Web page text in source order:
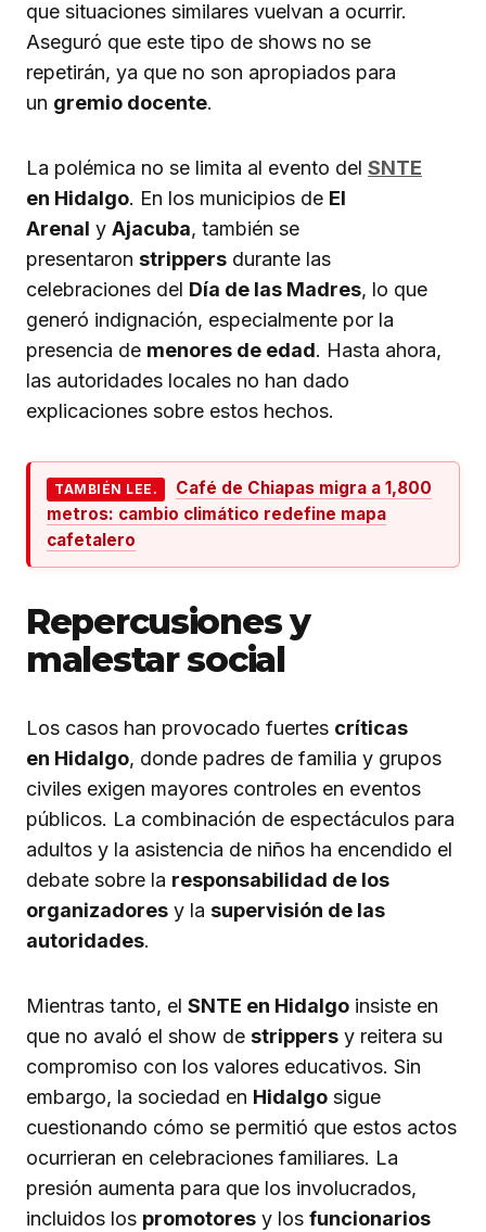
que situaciones similares vuelvan a ocurrir.
Aseguró que este tipo de shows no se
repetirán, ya que no son apropiados para
un gremio docente.
La polémica no se limita al evento del SNTE
en Hidalgo. En los municipios de El
Arenal y Ajacuba, también se
presentaron strippers durante las
celebraciones del Día de las Madres, lo que
generó indignación, especialmente por la
presencia de menores de edad. Hasta ahora,
las autoridades locales no han dado
explicaciones sobre estos hechos.
TAMBIÉN LEE.
Café de Chiapas migra a 1,800
metros: cambio climático redefine mapa
cafetalero
Repercusiones y
malestar social
Los casos han provocado fuertes críticas
en Hidalgo, donde padres de familia y grupos
civiles exigen mayores controles en eventos
públicos. La combinación de espectáculos para
adultos y la asistencia de niños ha encendido el
debate sobre la responsabilidad de los
organizadores y la supervisión de las
autoridades.
Mientras tanto, el SNTE en Hidalgo insiste en
que no avaló el show de strippers y reitera su
compromiso con los valores educativos. Sin
embargo, la sociedad en Hidalgo sigue
cuestionando cómo se permitió que estos actos
ocurrieran en celebraciones familiares. La
presión aumenta para que los involucrados,
incluidos los promotores y los funcionarios